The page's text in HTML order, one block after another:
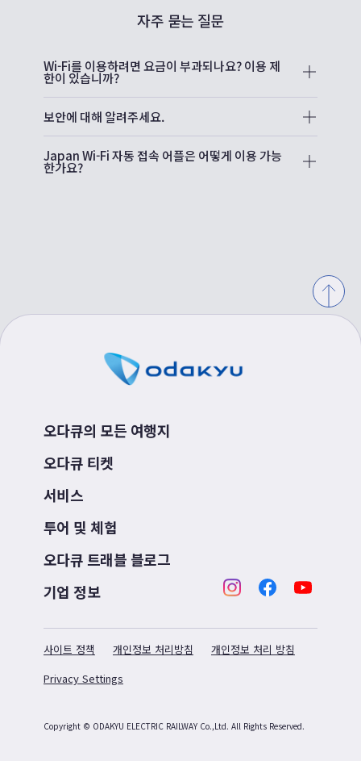
자주 묻는 질문
Wi-Fi를 이용하려면 요금이 부과되나요? 이용 제
한이 있습니까?
A.
으며, 무제한으로 이용할 수 있습니다.
보안에 대해 알려주세요.
A.
니다.
Japan Wi-Fi 자동 접속 어플은 어떻게 이용 가능
한가요?
오다큐의 모든 여행지
오다큐 티켓
서비스
투어 및 체험
오다큐 트래블 블로그
기업 정보
사이트 정책 개인정보 처리방침
개인정보 처리 방침
Privacy Settings
Copyright © ODAKYU ELECTRIC RAILWAY Co.,Ltd. All Rights Reserved.